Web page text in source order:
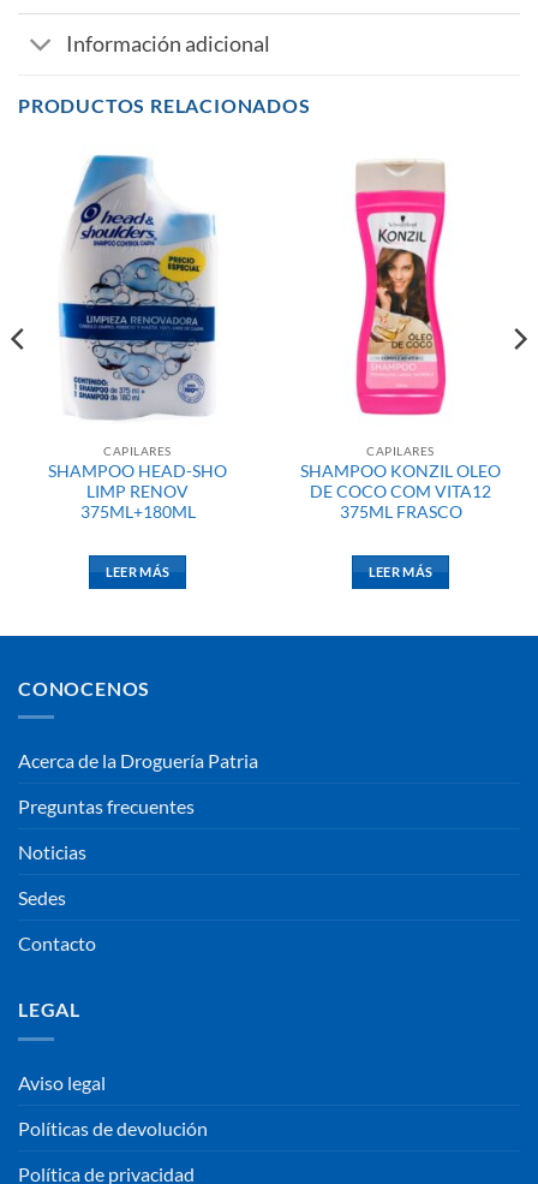
Información adicional
PRODUCTOS RELACIONADOS
CAPILARES
SHAMPOO HEAD-SHO
LIMP RENOV
375ML+180ML
LEER MÁS
CAPILARES
SHAMPOO KONZIL OLEO
DE COCO COM VITA12
375ML FRASCO
LEER MÁS
CONOCENOS
Acerca de la Droguería Patria
Preguntas frecuentes
Noticias
Sedes
Contacto
LEGAL
Aviso legal
Políticas de devolución
Política de privacidad